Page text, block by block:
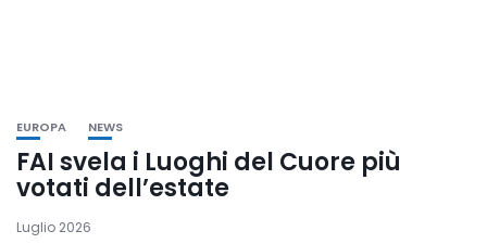
EUROPA NEWS
FAI svela i Luoghi del Cuore più
votati dell’estate
Luglio 2026